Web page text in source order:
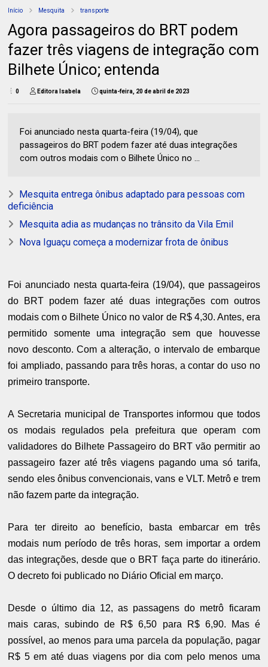
Início Mesquita transporte
Agora passageiros do BRT podem
fazer três viagens de integração com
Bilhete Único; entenda
0 Editora Isabela quinta-feira, 20 de abril de 2023
Foi anunciado nesta quarta-feira (19/04), que
passageiros do BRT podem fazer até duas integrações
com outros modais com o Bilhete Único no ...
Mesquita entrega ônibus adaptado para pessoas com
deficiência
Mesquita adia as mudanças no trânsito da Vila Emil
Nova Iguaçu começa a modernizar frota de ônibus
Foi anunciado nesta quarta-feira (19/04), que passageiros
do BRT podem fazer até duas integrações com outros
modais com o Bilhete Único no valor de R$ 4,30. Antes, era
permitido somente uma integração sem que houvesse
novo desconto. Com a alteração, o intervalo de embarque
foi ampliado, passando para três horas, a contar do uso no
primeiro transporte.
A Secretaria municipal de Transportes informou que todos
os modais regulados pela prefeitura que operam com
validadores do Bilhete Passageiro do BRT vão permitir ao
passageiro fazer até três viagens pagando uma só tarifa,
sendo eles ônibus convencionais, vans e VLT. Metrô e trem
não fazem parte da integração.
Para ter direito ao benefício, basta embarcar em três
modais num período de três horas, sem importar a ordem
das integrações, desde que o BRT faça parte do itinerário.
O decreto foi publicado no Diário Oficial em março.
Desde o último dia 12, as passagens do metrô ficaram
mais caras, subindo de R$ 6,50 para R$ 6,90. Mas é
possível, ao menos para uma parcela da população, pagar
R$ 5 em até duas viagens por dia com pelo menos uma